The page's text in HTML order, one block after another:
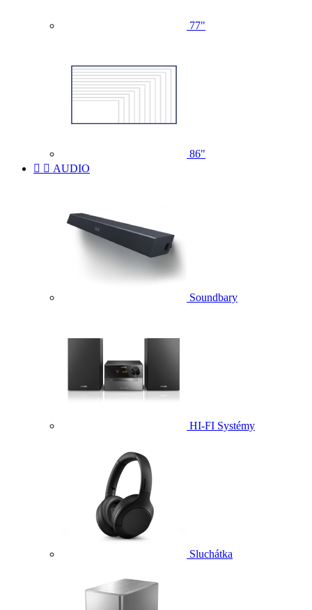
77"
86"
  AUDIO
Soundbary
HI-FI Systémy
Sluchátka